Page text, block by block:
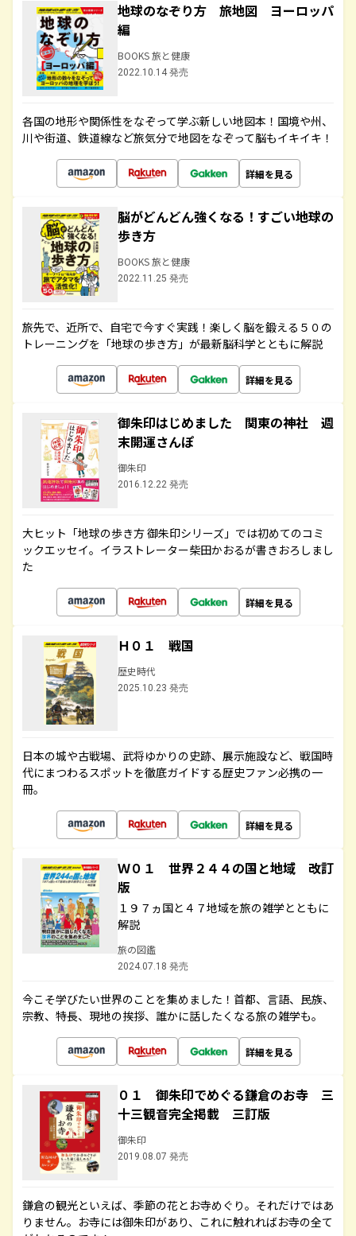
地球のなぞり方 旅地図 ヨーロッパ
編
BOOKS 旅と健康
2022.10.14 発売
各国の地形や関係性をなぞって学ぶ新しい地図本！国境や州、
川や街道、鉄道線など旅気分で地図をなぞって脳もイキイキ！
詳細を見る
脳がどんどん強くなる！すごい地球の
歩き方
BOOKS 旅と健康
2022.11.25 発売
旅先で、近所で、自宅で今すぐ実践！楽しく脳を鍛える５０の
トレーニングを「地球の歩き方」が最新脳科学とともに解説
詳細を見る
御朱印はじめました 関東の神社 週
末開運さんぽ
御朱印
2016.12.22 発売
大ヒット「地球の歩き方 御朱印シリーズ」では初めてのコミ
ックエッセイ。イラストレーター柴田かおるが書きおろしまし
た
詳細を見る
Ｈ０１ 戦国
歴史時代
2025.10.23 発売
日本の城や古戦場、武将ゆかりの史跡、展示施設など、戦国時
代にまつわるスポットを徹底ガイドする歴史ファン必携の一
冊。
詳細を見る
Ｗ０１ 世界２４４の国と地域 改訂
版
１９７ヵ国と４７地域を旅の雑学とともに
解説
旅の図鑑
2024.07.18 発売
今こそ学びたい世界のことを集めました！首都、言語、民族、
宗教、特長、現地の挨拶、誰かに話したくなる旅の雑学も。
詳細を見る
０１ 御朱印でめぐる鎌倉のお寺 三
十三観音完全掲載 三訂版
御朱印
2019.08.07 発売
鎌倉の観光といえば、季節の花とお寺めぐり。それだけではあ
りません。お寺には御朱印があり、これに触れればお寺の全て